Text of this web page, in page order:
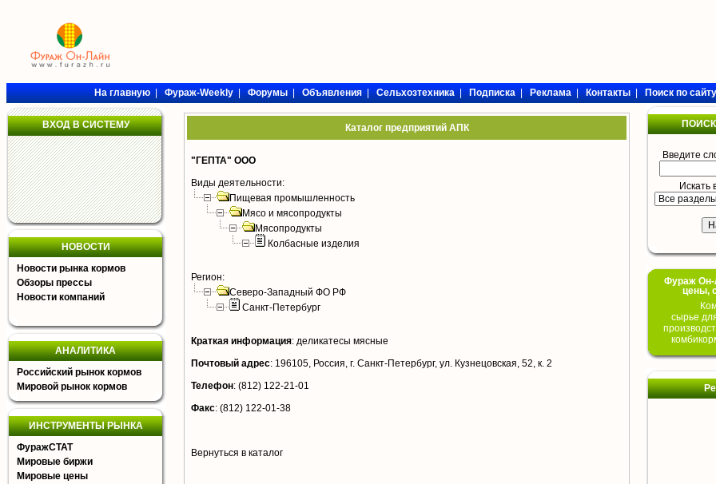
На главную|Фураж-Weekly|Форумы|Объявления|Сельхозтехника|Подписка|Реклама|Контакты|Поиск по сайту
ВХОД В СИСТЕМУ
НОВОСТИ
Новости рынка кормов
Обзоры прессы
Новости компаний
АНАЛИТИКА
Российский рынок кормов
Мировой рынок кормов
ИНСТРУМЕНТЫ РЫНКА
ФуражСТАТ
Мировые биржи
Мировые цены
Каталог предприятий АПК
"ГЕПТА" ООО
Виды деятельности:
Пищевая промышленность
Мясо и мясопродукты
Мясопродукты
Колбасные изделия
Регион:
Северо-Западный ФО РФ
Санкт-Петербург
Краткая информация: деликатесы мясные
Почтовый адрес: 196105, Россия, г. Санкт-Петербург, ул. Кузнецовская, 52, к. 2
Телефон: (812) 122-21-01
Факс: (812) 122-01-38
Вернуться в каталог
Введите
Искать
Фураж Он-
цены,
сырье